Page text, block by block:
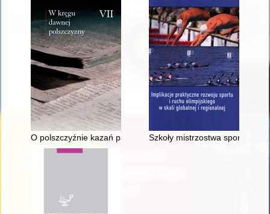
O polszczyźnie kazań pastora Jerzego Heczki
Szkoły mistrzostwa